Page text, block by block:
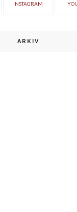
INSTAGRAM
ARKIV